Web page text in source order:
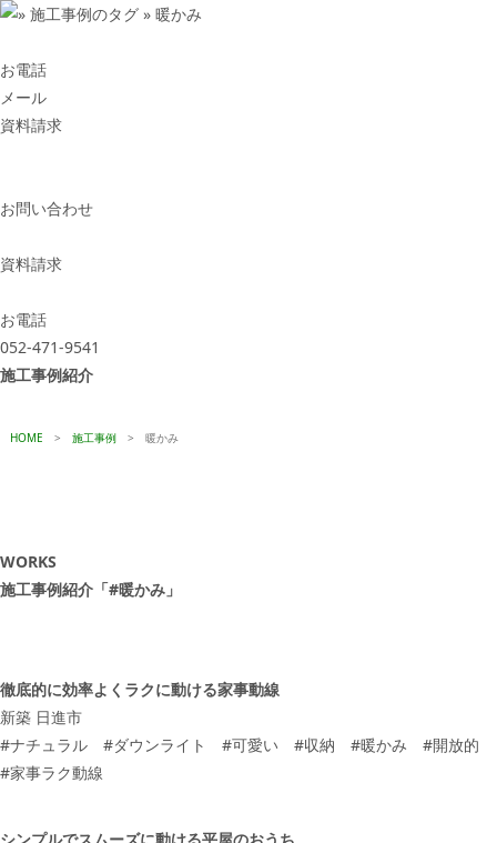
お電話
メール
資料請求
お問い合わせ
資料請求
お電話
052-471-9541
施工事例紹介
HOME > 施工事例> 暖かみ
WORKS
施工事例紹介「#暖かみ」
徹底的に効率よくラクに動ける家事動線
新築 日進市
#ナチュラル #ダウンライト #可愛い #収納 #暖かみ #開放的
#家事ラク動線